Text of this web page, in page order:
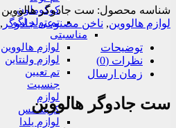
کوکوملون
تم تولد لگو
مناسبتی
لوازم هالووین
لوازم ولنتاین
تم تعیین
جنسیت
لوازم
کریسمس
لوازم یلدا
شناسه محصول: ست جادوگر هالووین
لوازم هالووین, ناخن مصنوعی جادوگر ,
توضیحات
نظرات (0)
زمان ارسال
ست جادوگر هالووین